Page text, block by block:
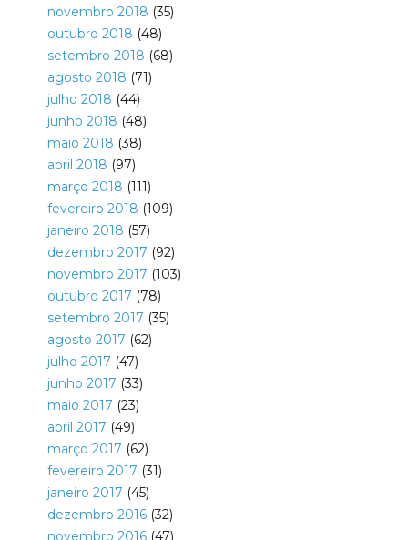
novembro 2018 (35)
outubro 2018 (48)
setembro 2018 (68)
agosto 2018 (71)
julho 2018 (44)
junho 2018 (48)
maio 2018 (38)
abril 2018 (97)
março 2018 (111)
fevereiro 2018 (109)
janeiro 2018 (57)
dezembro 2017 (92)
novembro 2017 (103)
outubro 2017 (78)
setembro 2017 (35)
agosto 2017 (62)
julho 2017 (47)
junho 2017 (33)
maio 2017 (23)
abril 2017 (49)
março 2017 (62)
fevereiro 2017 (31)
janeiro 2017 (45)
dezembro 2016(32)
novembro 2016(47)